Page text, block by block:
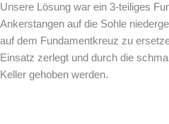
Unsere Lösung war ein 3-teiliges
Ankerstangen auf die Sohle
auf dem Fundamentkreuz zu
Einsatz zerlegt und durch die
Keller gehoben werden.